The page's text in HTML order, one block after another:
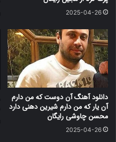
2025-04-26
دانلود آهنگ آن دوست که من دارم
آن یار که من دارم شیرین دهنی دارد
محسن چاوشی رایگان
2025-04-26